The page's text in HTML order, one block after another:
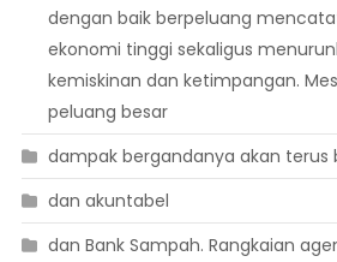
dengan baik berpeluang
ekonomi tinggi sekaligus
kemiskinan dan ketimpangan.
peluang besar
dampak bergandanya akan terus
dan akuntabel
dan Bank Sampah. Rangkaian